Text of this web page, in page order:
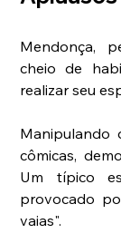
Mendonça,
cheio de
realizar seu
Manipulando
cômicas,
Um típico
provocado
vaias".